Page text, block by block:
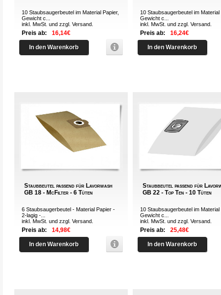
10 Staubsaugerbeutel im Material Papier,
Gewicht c...
inkl. MwSt. und zzgl.Versand
Preis ab: 16,14€
In den Warenkorb
10 Staubsaugerbeutel im Material
Gewicht c...
inkl. MwSt. und zzgl.Versand
Preis ab: 16,24€
In den Warenkorb
Staubbeutel passend für Lavorwash
GB 18 - McFilter - 6 Tüten
6 Staubsaugerbeutel - Material Papier -
2-lagig -...
inkl. MwSt. und zzgl.Versand
Preis ab: 14,98€
In den Warenkorb
Staubbeutel passend für
GB 22 - Top Ten - 10 Tüten
10 Staubsaugerbeutel im Material
Gewicht c...
inkl. MwSt. und zzgl.Versand
Preis ab: 25,48€
In den Warenkorb